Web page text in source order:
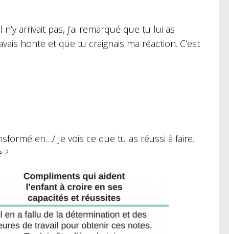
arrivait pas, j’ai remarqué que tu lui as
honte et que tu craignais ma réaction. C’est
en…/ Je vois ce que tu as réussi à faire.
?